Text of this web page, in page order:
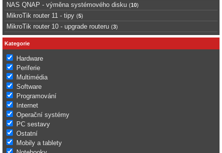
NAS QNAP - výměna systémového disku (10)
MikroTik router 11 - tipy (5)
MikroTik router 10 - upgrade routeru (3)
Kategorie
Hardware
Periferie
Multimédia
Software
Programování
Internet
Operační systémy
PC sestavy
Ostatní
Mobily a tablety